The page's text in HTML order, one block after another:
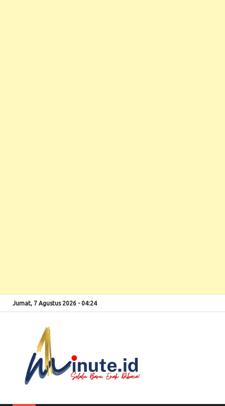
Jumat, 7 Agustus 2026 - 04:24